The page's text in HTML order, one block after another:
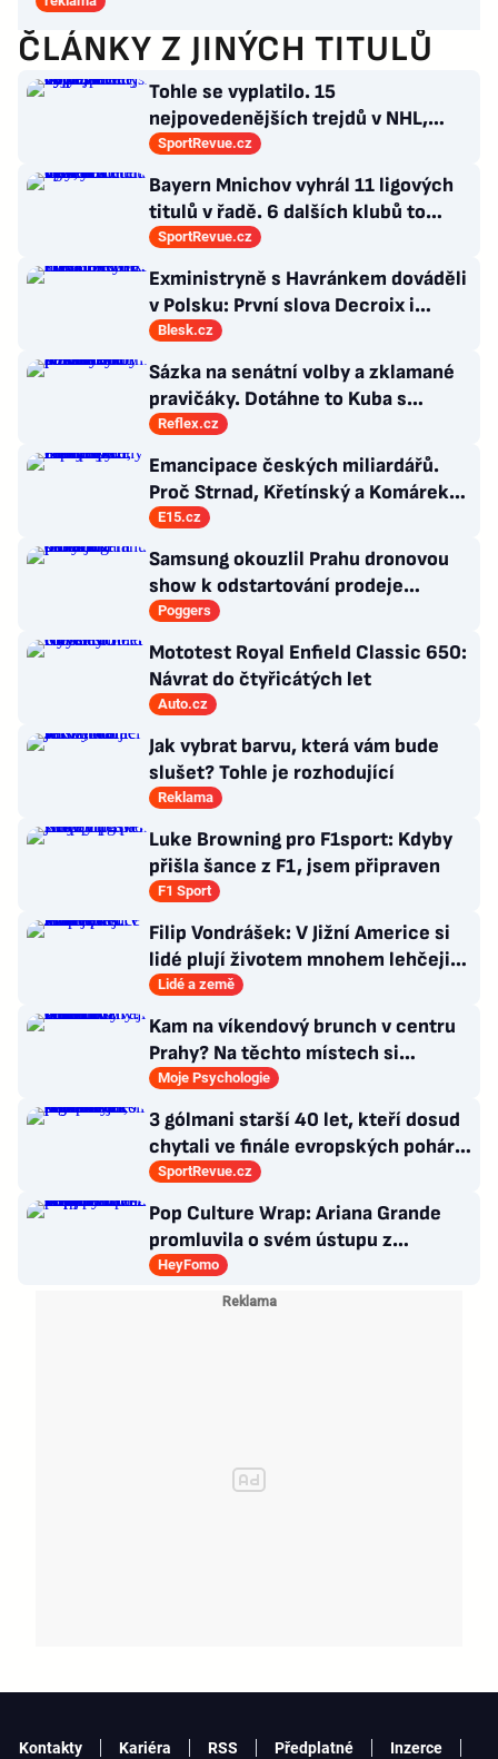
ČLÁNKY Z JINÝCH TITULŮ
Tohle se vyplatilo. 15
nejpovedenějších trejdů v NHL,
které byly upečeny na poslední
SportRevue.cz
Bayern Mnichov vyhrál 11 ligových
titulů v řadě. 6 dalších klubů to
zvládlo také, některé i víckrát
SportRevue.cz
Exministryně s Havránkem dováděli
v Polsku: První slova Decroix i
Havránkové!
Blesk.cz
Sázka na senátní volby a zklamané
pravičáky. Dotáhne to Kuba s
hnutím Naše Česko do celostátní
politiky?
Reflex.cz
Emancipace českých miliardářů.
Proč Strnad, Křetínský a Komárek
nakupují západní ikony
E15.cz
Samsung okouzlil Prahu dronovou
show k odstartování prodeje
nových produktů
Poggers
Mototest Royal Enfield Classic 650:
Návrat do čtyřicátých let
Auto.cz
Jak vybrat barvu, která vám bude
slušet? Tohle je rozhodující
Reklama
Luke Browning pro F1sport: Kdyby
přišla šance z F1, jsem připraven
F1 Sport
Filip Vondrášek: V Jižní Americe si
lidé plují životem mnohem lehčeji,
věci tolik neřeší
Lidé a země
Kam na víkendový brunch v centru
Prahy? Na těchto místech si
dlouhou snídani užívají i místní
Moje Psychologie
3 gólmani starší 40 let, kteří dosud
chytali ve finále evropských pohárů.
Všichni odešli ze hřiště jako
poražení
SportRevue.cz
Pop Culture Wrap: Ariana Grande
promluvila o svém ústupu z
veřejného života a Sophia z
KATSEYE si dává pauzu od skupiny
HeyFomo
Kontakty Kariéra RSS Předplatné
Inzerce